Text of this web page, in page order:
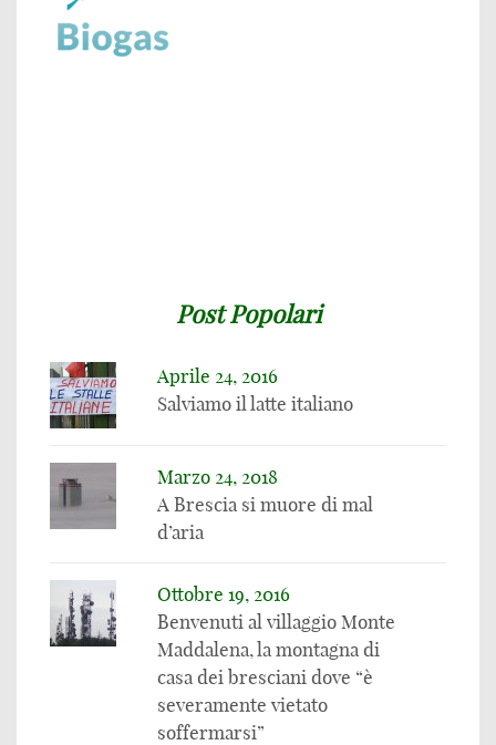
Post Popolari
Aprile 24, 2016
Salviamo il latte italiano
Marzo 24, 2018
A Brescia si muore di mal
d’aria
Ottobre 19, 2016
Benvenuti al villaggio Monte
Maddalena, la montagna di
casa dei bresciani dove “è
severamente vietato
soffermarsi”